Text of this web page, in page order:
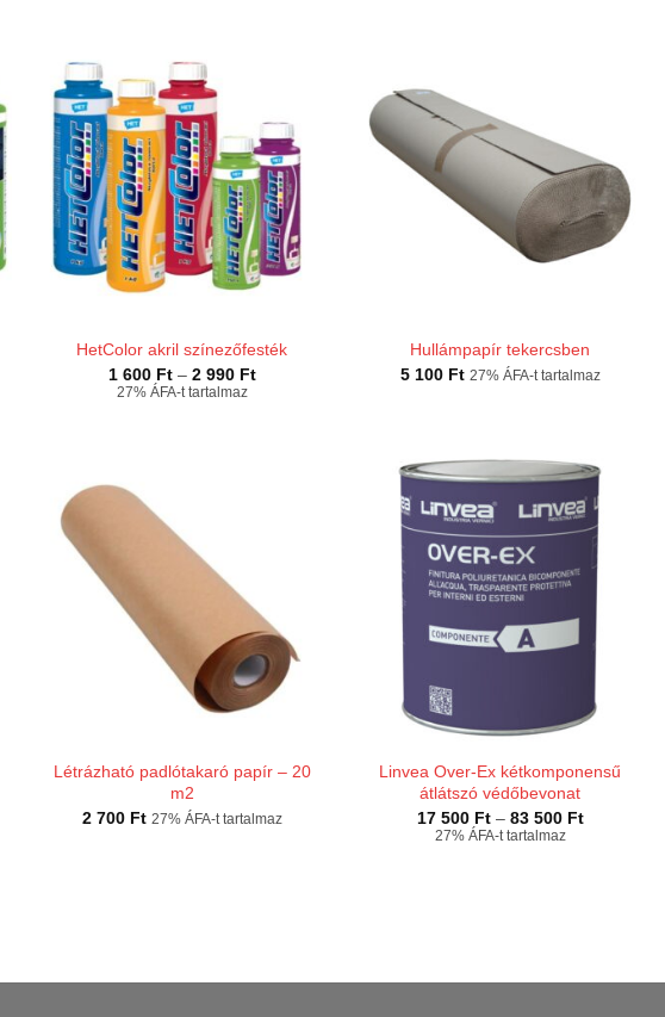
HetColor akril színezőfesték
1 600 Ft – 2 990 FtÁrtartomány:
27% ÁFA-t tartalmaz
Hullámpapír tekercsben
5 100 Ft 27% ÁFA-t tartalmaz
Létrázható padlótakaró papír – 20
m2
2 700 Ft 27% ÁFA-t tartalmaz
Linvea Over-Ex kétkomponensű
átlátszó védőbevonat
17 500 Ft – 83 500 Ft
27% ÁFA-t tartalmaz